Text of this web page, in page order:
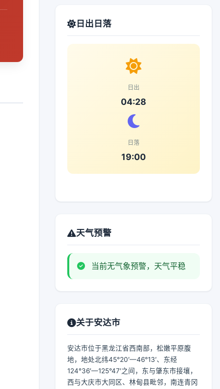
日出日落
日出
04:28
日落
19:00
天气预警
当前无气象预警，天气平稳
关于安达市
安达市位于黑龙江省西南部，松嫩平原腹
地，地处北纬45°20′—46°13′、东经
124°36′—125°47′之间，东与肇东市接壤，
西与大庆市大同区、林甸县毗邻，南连青冈